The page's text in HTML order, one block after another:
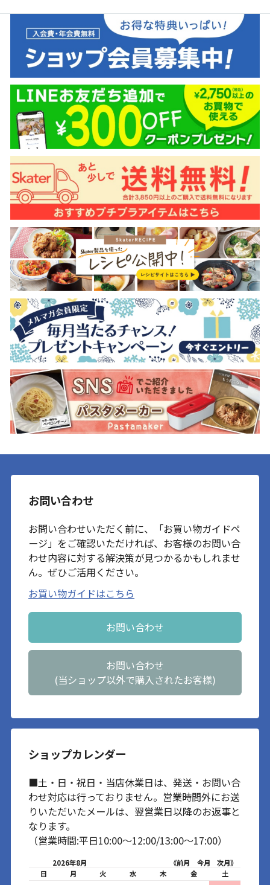
お問い合わせ
お問い合わせいただく前に、「お買い物ガイドペ
ージ」をご確認いただければ、お客様のお問い合
わせ内容に対する解決策が見つかるかもしれませ
ん。ぜひご活用ください。
お買い物ガイドはこちら
お問い合わせ
お問い合わせ
(当ショップ以外で購入されたお客様)
ショップカレンダー
■土・日・祝日・当店休業日は、発送・お問い合
わせ対応は行っておりません。営業時間外にお送
りいただいたメールは、翌営業日以降のお返事と
なります。
（営業時間:平日10:00～12:00/13:00～17:00）
2026年8月 《前月 今月
次月》
日
月 火 水 木 金 土